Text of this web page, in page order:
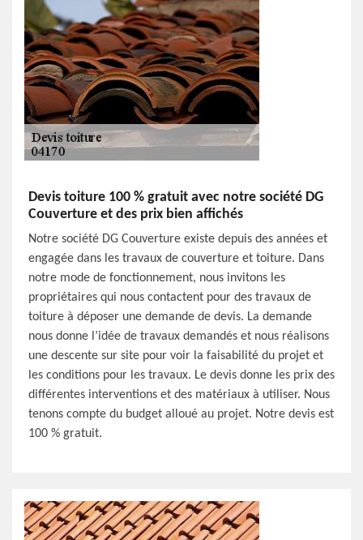
Devis toiture 100 % gratuit avec notre société DG
Couverture et des prix bien affichés
Notre société DG Couverture existe depuis des années et
engagée dans les travaux de couverture et toiture. Dans
notre mode de fonctionnement, nous invitons les
propriétaires qui nous contactent pour des travaux de
toiture à déposer une demande de devis. La demande
nous donne l’idée de travaux demandés et nous réalisons
une descente sur site pour voir la faisabilité du projet et
les conditions pour les travaux. Le devis donne les prix des
différentes interventions et des matériaux à utiliser. Nous
tenons compte du budget alloué au projet. Notre devis est
100 % gratuit.